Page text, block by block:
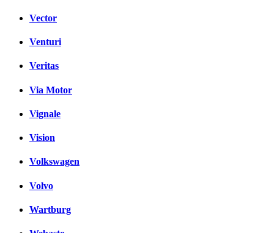
Vector
Venturi
Veritas
Via Motor
Vignale
Vision
Volkswagen
Volvo
Wartburg